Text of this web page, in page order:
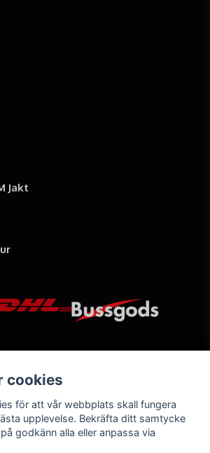
Jakt
cookies
för att vår webbplats skall fungera
upplevelse. Bekräfta ditt samtycke
godkänn alla eller anpassa via